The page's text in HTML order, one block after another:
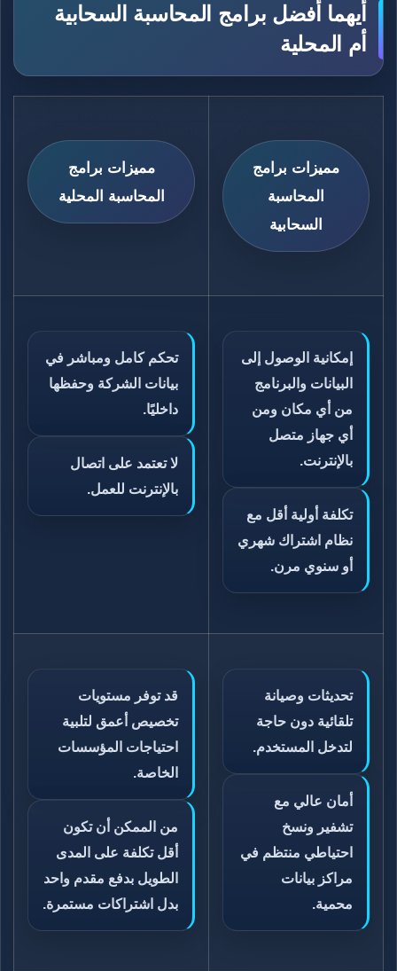
أيهما أفضل برامج المحاسبة السحابية
أم المحلية
مميزات برامج
المحاسبة
السحابية
مميزات برامج
المحاسبة المحلية
إمكانية الوصول إلى
البيانات والبرنامج
من أي مكان ومن
أي جهاز متصل
بالإنترنت.
تكلفة أولية أقل مع
نظام اشتراك شهري
أو سنوي مرن.
تحكم كامل ومباشر في
بيانات الشركة وحفظها
داخليًا.
لا تعتمد على اتصال
بالإنترنت للعمل.
تحديثات وصيانة
تلقائية دون حاجة
لتدخل المستخدم.
أمان عالي مع
تشفير ونسخ
احتياطي منتظم في
مراكز بيانات
محمية.
قد توفر مستويات
تخصيص أعمق لتلبية
احتياجات المؤسسات
الخاصة.
من الممكن أن تكون
أقل تكلفة على المدى
الطويل بدفع مقدم واحد
بدل اشتراكات مستمرة.